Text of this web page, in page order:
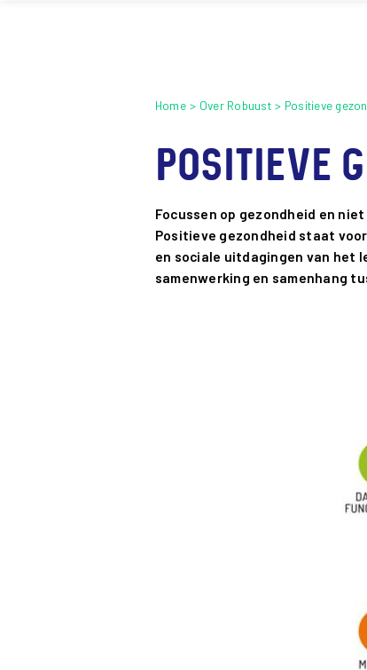
Home Over Robuust Positieve
Positieve
Focussen op gezondheid en
Positieve gezondheid staat
en sociale uitdagingen van het
samenwerking en samenhang